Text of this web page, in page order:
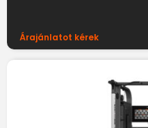
Árajánlatot kérek